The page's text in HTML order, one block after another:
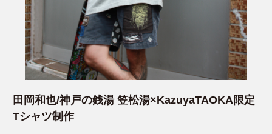
田岡和也/神戸の銭湯 笠松湯×KazuyaTAOKA限定
Tシャツ制作